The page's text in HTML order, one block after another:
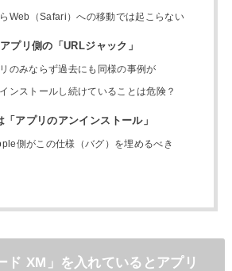
Web（Safari）への移動では起こらない
プリ側の「URLジャック」
のみならず過去にも同様の事例が
ンストールし続けていることは危険？
アプリのアンインストール」
側がこの仕様（バグ）を埋めるべき
ド XM」を入れているとアプリ